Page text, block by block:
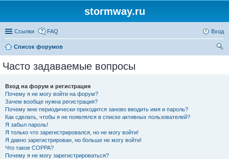
stormway.ru
Ссылки FAQ Вход
Список форумов
Часто задаваемые вопросы
Вход на форум и регистрация
Почему я не могу войти на форум?
Зачем вообще нужна регистрация?
Почему мне периодически приходится заново вводить имя и пароль?
Как сделать, чтобы я не появлялся в списке активных пользователей?
Я забыл пароль!
Я только что зарегистрировался, но не могу войти!
Я давно зарегистрирован, но больше не могу войти!
Что такое COPPA?
Почему я не могу зарегистрироваться?